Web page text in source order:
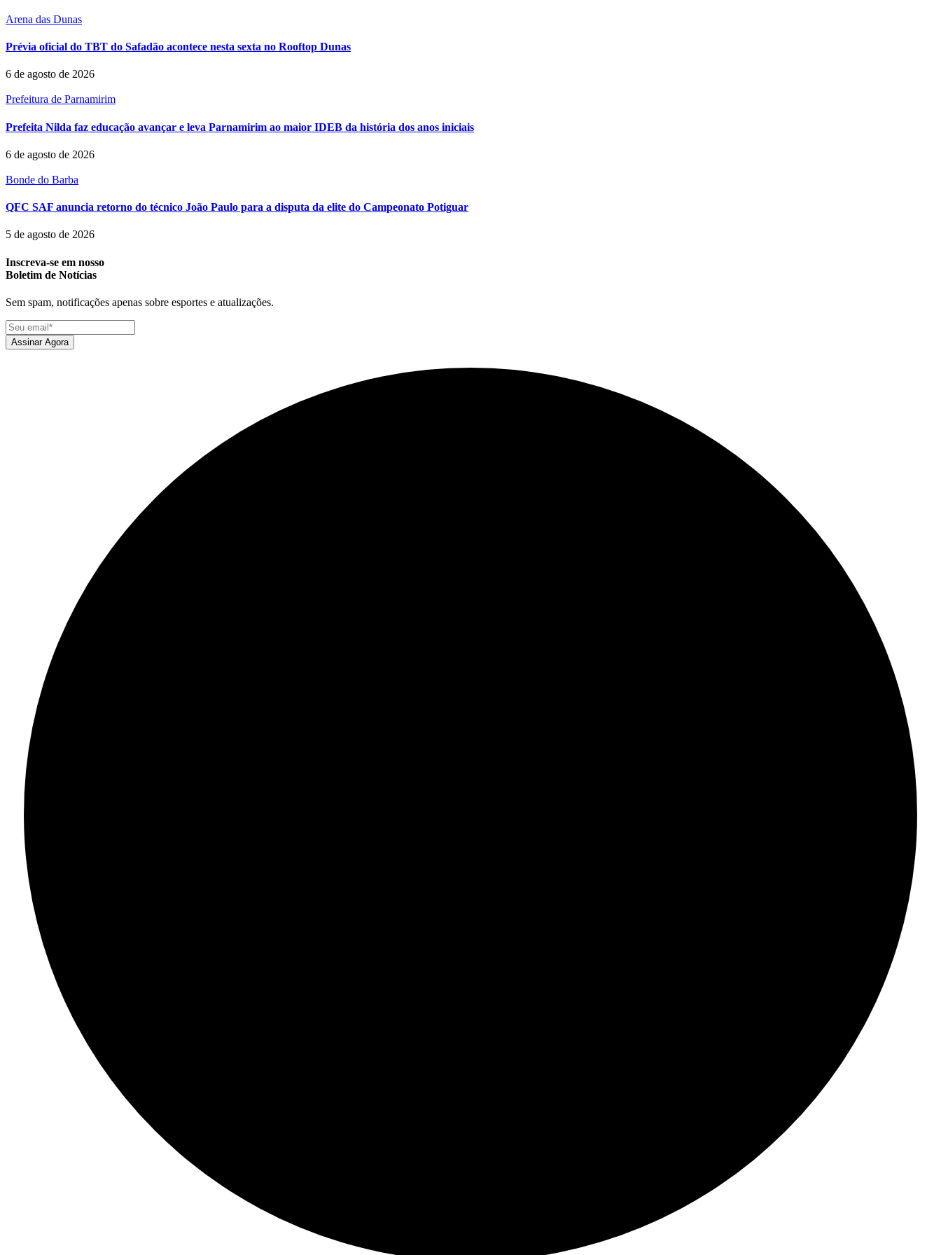
Arena das Dunas
Prévia oficial do TBT do Safadão acontece nesta sexta no Rooftop Dunas
6 de agosto de 2026
Prefeitura de Parnamirim
Prefeita Nilda faz educação avançar e leva Parnamirim ao maior IDEB da história dos anos iniciais
6 de agosto de 2026
Bonde do Barba
QFC SAF anuncia retorno do técnico João Paulo para a disputa da elite do Campeonato Potiguar
5 de agosto de 2026
Inscreva-se em nosso
Boletim de Notícias
Sem spam, notificações apenas sobre esportes e atualizações.
Assinar Agora